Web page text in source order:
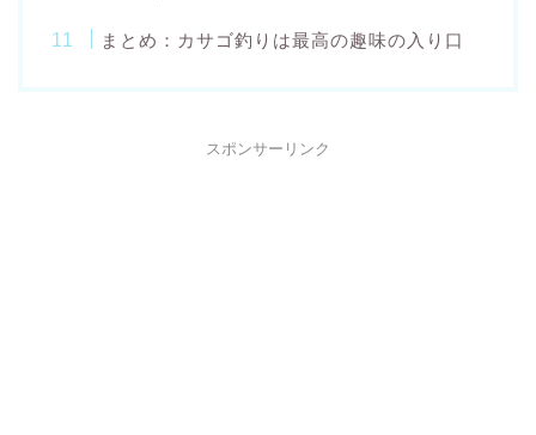
まとめ：カサゴ釣りは最高の趣味の入り口
スポンサーリンク